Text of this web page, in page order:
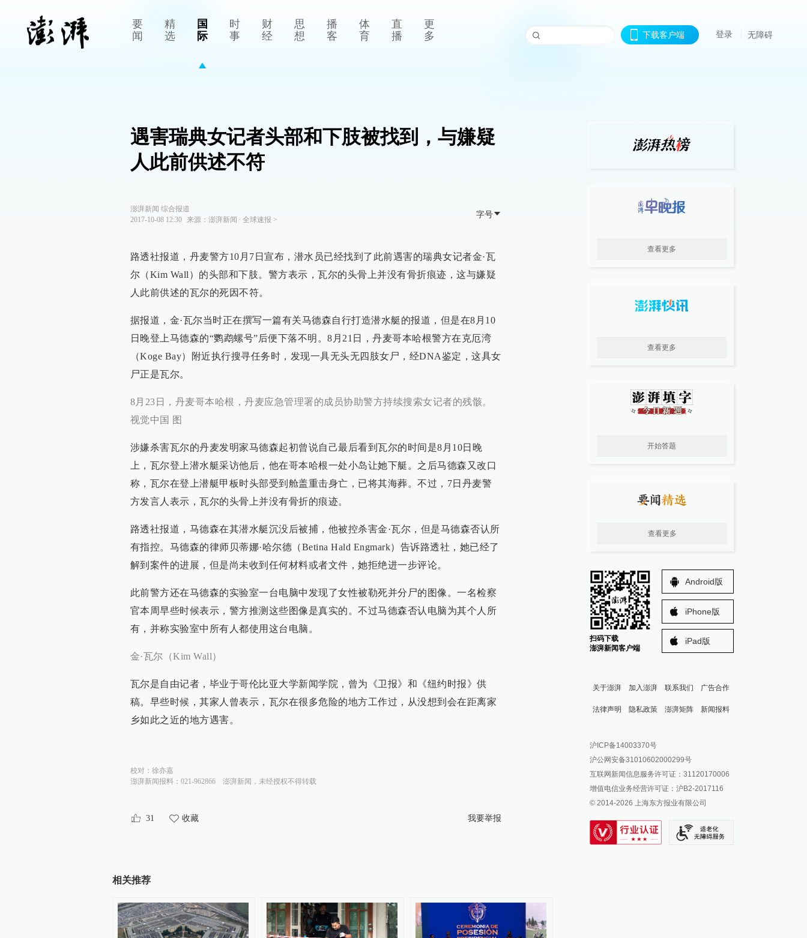
要
闻
精
选
国
际
时
事
财
经
思
想
播
客
体
育
直
播
更
多
下载客户端 登录 无障碍
遇害瑞典女记者头部和下肢被找到，与嫌疑
人此前供述不符
澎湃新闻 综合报道
2017-10-08 12:30
来源： 澎湃新闻 ∙ 全球速报 >
字号
路透社报道，丹麦警方10月7日宣布，潜水员已经找到了此前遇害的瑞典女记者金·瓦
尔（Kim Wall）的头部和下肢。警方表示，瓦尔的头骨上并没有骨折痕迹，这与嫌疑
人此前供述的瓦尔的死因不符。
据报道，金·瓦尔当时正在撰写一篇有关马德森自行打造潜水艇的报道，但是在8月10
日晚登上马德森的“鹦鹉螺号”后便下落不明。8月21日，丹麦哥本哈根警方在克厄湾
（Koge Bay）附近执行搜寻任务时，发现一具无头无四肢女尸，经DNA鉴定，这具女
尸正是瓦尔。
8月23日，丹麦哥本哈根，丹麦应急管理署的成员协助警方持续搜索女记者的残骸。
视觉中国 图
涉嫌杀害瓦尔的丹麦发明家马德森起初曾说自己最后看到瓦尔的时间是8月10日晚
上，瓦尔登上潜水艇采访他后，他在哥本哈根一处小岛让她下艇。之后马德森又改口
称，瓦尔在登上潜艇甲板时头部受到舱盖重击身亡，已将其海葬。不过，7日丹麦警
方发言人表示，瓦尔的头骨上并没有骨折的痕迹。
路透社报道，马德森在其潜水艇沉没后被捕，他被控杀害金·瓦尔，但是马德森否认所
有指控。马德森的律师贝蒂娜·哈尔德（Betina Hald Engmark）告诉路透社，她已经了
解到案件的进展，但是尚未收到任何材料或者文件，她拒绝进一步评论。
此前警方还在马德森的实验室一台电脑中发现了女性被勒死并分尸的图像。一名检察
官本周早些时候表示，警方推测这些图像是真实的。不过马德森否认电脑为其个人所
有，并称实验室中所有人都使用这台电脑。
金·瓦尔（Kim Wall）
瓦尔是自由记者，毕业于哥伦比亚大学新闻学院，曾为《卫报》和《纽约时报》供
稿。早些时候，其家人曾表示，瓦尔在很多危险的地方工作过，从没想到会在距离家
乡如此之近的地方遇害。
校对： 徐亦嘉
澎湃新闻报料：021-962866
澎湃新闻，未经授权不得转载
31 收藏 我要举报
相关推荐
查看更多
查看更多
开始答题
查看更多
扫码下载
澎湃新闻客户端
Android版
iPhone版
iPad版
关于澎湃 加入澎湃 联系我们 广告合作
法律声明 隐私政策 澎湃矩阵
澎湃新闻公众号
澎湃新闻抖音号
派生万物开放平台
IP SHANGHAI
SIXTH TONE
新闻报料
报料邮箱: news@thepaper.cn
沪ICP备14003370号
沪公网安备31010602000299号
互联网新闻信息服务许可证：31120170006
增值电信业务经营许可证：沪B2-2017116
© 2014-2026 上海东方报业有限公司